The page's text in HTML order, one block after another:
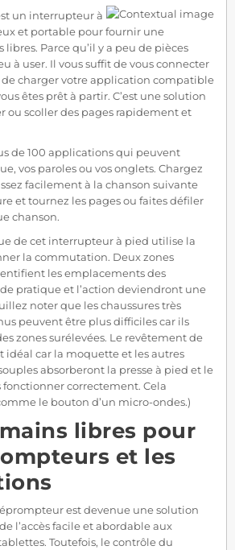
un interrupteur à
et portable pour fournir une
Parce qu’il y a peu de pièces
à user. Il vous suffit de vous connecter
charger votre application compatible
êtes prêt à partir. C’est une solution
ou scoller des pages rapidement et
de 100 applications qui peuvent
vos paroles ou vos onglets. Chargez
facilement à la chanson suivante
et tournez les pages ou faites défiler
chanson.
de cet interrupteur à pied utilise la
la commutation. Deux zones
les emplacements des
pratique et l’action deviendront une
noter que les chaussures très
peuvent être plus difficiles car ils
zones surélevées. Le revêtement de
idéal car la moquette et les autres
absorberont la presse à pied et le
fonctionner correctement. Cela
le bouton d’un micro-ondes.)
libres pour
et les
est devenue une solution
l’accès facile et abordable aux
Toutefois, le contrôle du